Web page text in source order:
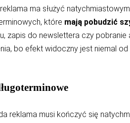
ma służyć
które mają pobudzić
zapis do newslettera czy
bo efekt widoczny jest niemal od
reklama musi kończyć się